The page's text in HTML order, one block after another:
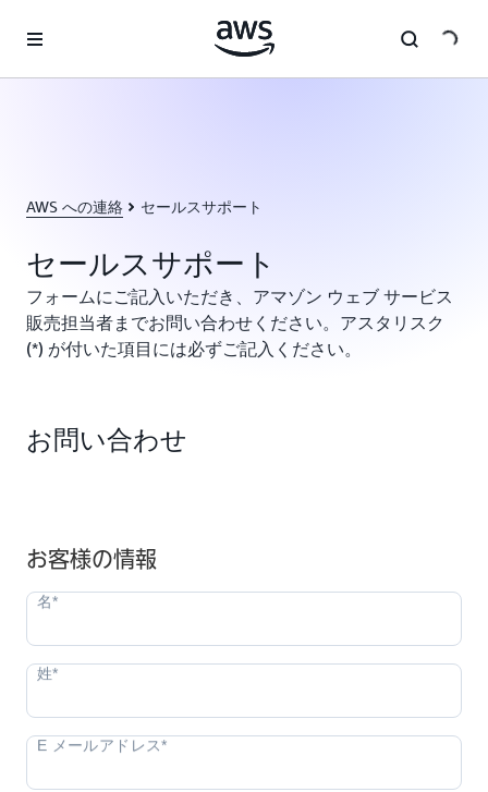
AWS への連絡 セールスサポート
セールスサポート
フォームにご記入いただき、アマゾン ウェブ サービス
販売担当者までお問い合わせください。アスタリスク
(*) が付いた項目には必ずご記入ください。
お問い合わせ
お客様の情報